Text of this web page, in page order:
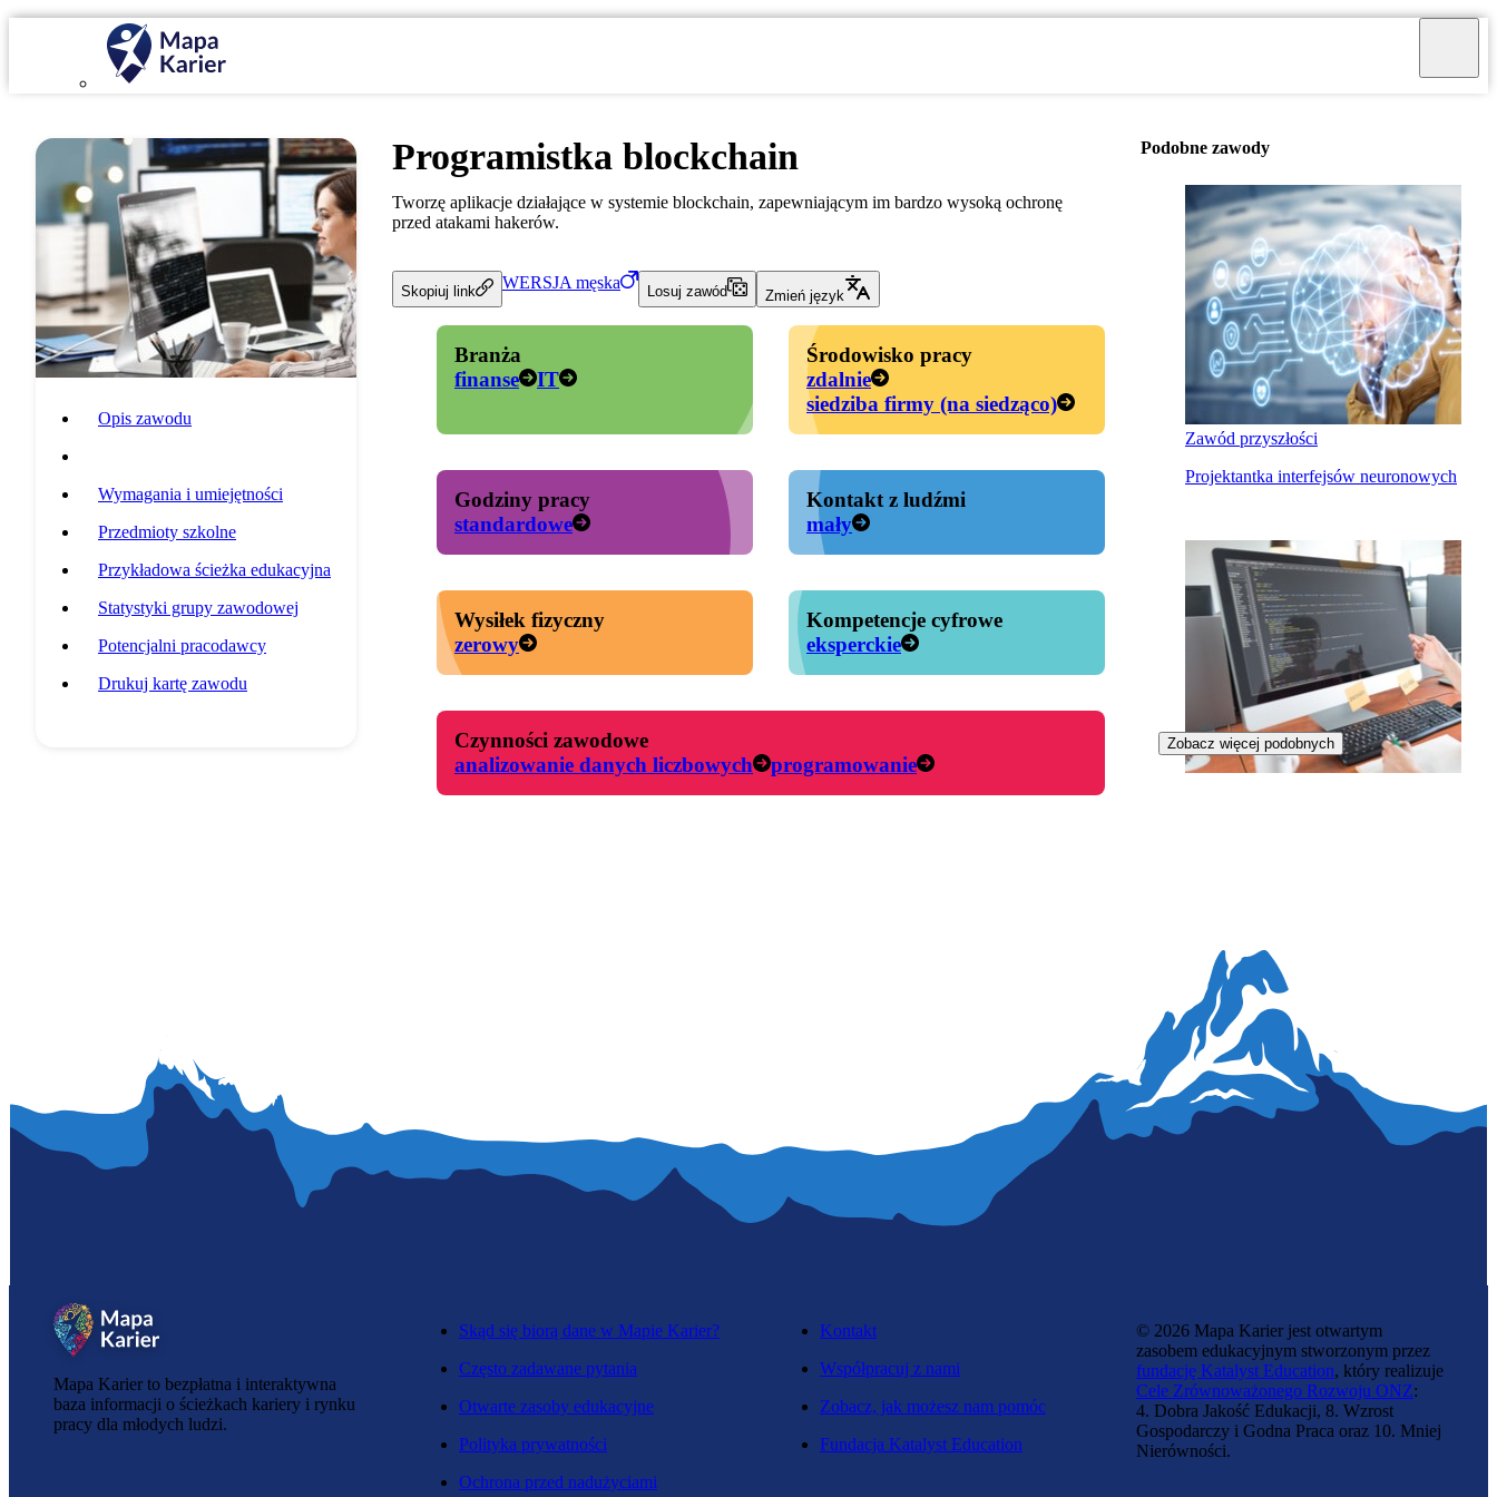
Opis zawodu
Wymagania i umiejętności
Przedmioty szkolne
Przykładowa ścieżka edukacyjna
Statystyki grupy zawodowej
Potencjalni pracodawcy
Drukuj kartę zawodu
Programistka blockchain
Tworzę aplikacje działające w systemie blockchain, zapewniającym im bardzo wysoką ochronę
przed atakami hakerów.
Skopiuj link WERSJA męska
Losuj zawód Zmień język
Branża
finanse
IT
Środowisko pracy
zdalnie
siedziba firmy (na siedząco)
Godziny pracy
standardowe
Kontakt z ludźmi
mały
Wysiłek fizyczny
zerowy
Kompetencje cyfrowe
eksperckie
Czynności zawodowe
analizowanie danych liczbowych
programowanie
Podobne zawody
Zawód przyszłości
Projektantka interfejsów neuronowych
Zobacz więcej podobnych
Mapa Karier to bezpłatna i interaktywna
baza informacji o ścieżkach kariery i rynku
pracy dla młodych ludzi.
Skąd się biorą dane w Mapie Karier?
Często zadawane pytania
Otwarte zasoby edukacyjne
Polityka prywatności
Ochrona przed nadużyciami
Kontakt
Współpracuj z nami
Zobacz, jak możesz nam pomóc
Fundacja Katalyst Education
© 2026 Mapa Karier jest otwartym
zasobem edukacyjnym stworzonym przez
fundację Katalyst Education, który realizuje
Cele Zrównoważonego Rozwoju ONZ:
4. Dobra Jakość Edukacji, 8. Wzrost
Gospodarczy i Godna Praca oraz 10. Mniej
Nierówności.